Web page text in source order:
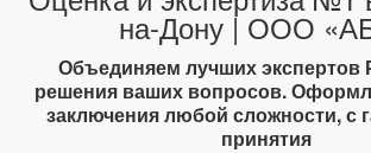
на-Дону | ООО
Объединяем лучших экспертов
решения ваших вопросов.
заключения любой сложности, с
принятия